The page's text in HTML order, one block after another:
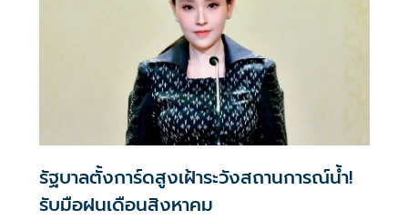
รัฐบาลตั้งการ์ดสูงเฝ้าระวังสถานการณ์น้ำ!
รับมือฝนเดือนสิงหาคม